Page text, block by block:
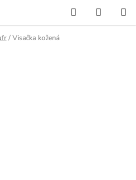
Hledat
KOŠÍK
/ Visačka kožená